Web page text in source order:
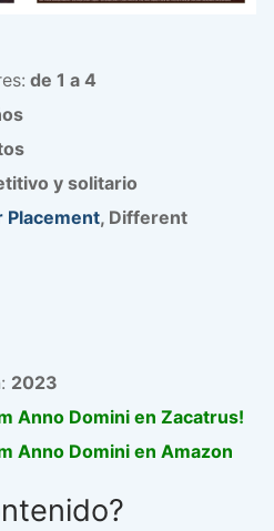
de 1 a 4
y solitario
Placement, Different
2023
Anno Domini en Zacatrus!
Anno Domini en Amazon